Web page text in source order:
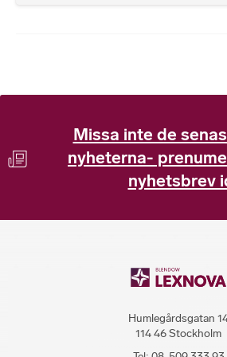
Missa inte de
nyheterna-
nyhetsbrev
Humlegårdsgatan
114 46 Stockholm